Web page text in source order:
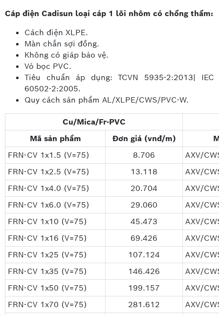
Cáp điện Cadisun loại cáp 1 lõi nhôm có chống thấm:
Cách điện XLPE.
Màn chắn sợi đồng.
Không có giáp bảo vệ.
Vỏ bọc PVC.
Tiêu chuẩn áp dụng: TCVN 5935-2:2013| IEC
60502-2:2005.
Quy cách sản phẩm AL/XLPE/CWS/PVC-W.
Cu/Mica/Fr-PVC
Mã sản phẩm
Đơn giá (vnđ/m)
FRN-CV 1x1.5 (V=75)
8.706
AXV/
FRN-CV 1x2.5 (V=75)
13.118
AXV/
FRN-CV 1x4.0 (V=75)
20.704
AXV/
FRN-CV 1x6.0 (V=75)
29.060
AXV/
FRN-CV 1x10 (V=75)
45.473
AXV/
FRN-CV 1x16 (V=75)
69.426
AXV/
FRN-CV 1x25 (V=75)
107.124
AXV/
FRN-CV 1x35 (V=75)
146.426
AXV/
FRN-CV 1x50 (V=75)
199.157
AXV/
FRN-CV 1x70 (V=75)
281.612
AXV/